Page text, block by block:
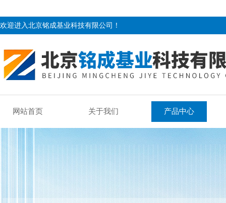
欢迎进入北京铭成基业科技有限公司！
网站首页 关于我们 产品中心